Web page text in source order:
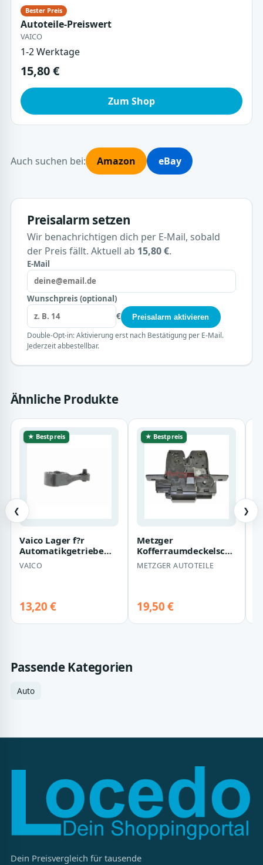
Autoteile-Preiswert
VAICO
1-2 Werktage
15,80 €
Zum Shop
Auch suchen bei: Amazon eBay
Preisalarm setzen
Wir benachrichtigen dich per E-Mail, sobald
der Preis fällt. Aktuell ab 15,80 €.
E-Mail
Wunschpreis (optional)
€
Preisalarm aktivieren
Double-Opt-in: Aktivierung erst nach Bestätigung per E-Mail.
Jederzeit abbestellbar.
Ähnliche Produkte
❮
★ Bestpreis
Vaico Lager f?r
Automatikgetriebe
Renault Clio Megane
V46-0379
VAICO
13,20 €
★ Bestpreis
Metzger
Kofferraumdeckelschloss
Renault Clio Grand
Megane Modus Sc?nic
METZGER AUTOTEILE
19,50 €
❯
Passende Kategorien
Auto
Dein Preisvergleich für tausende